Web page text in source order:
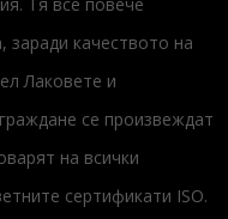
заради качеството на
Лаковете и
се произвеждат
на всички
сертификати ISO.